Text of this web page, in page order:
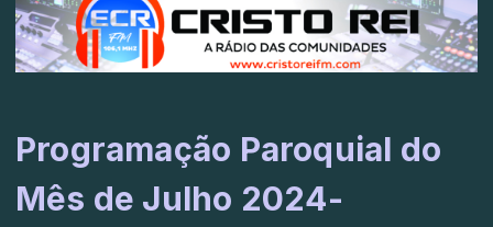
Programação Paroquial do
Mês de Julho 2024-